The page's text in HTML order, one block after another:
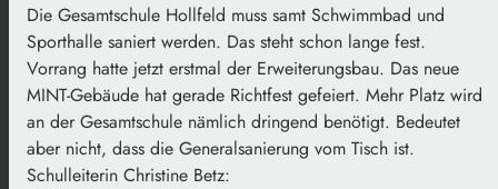
Die Gesamtschule Hollfeld muss samt Schwimmbad und
Sporthalle saniert werden. Das steht schon lange fest.
Vorrang hatte jetzt erstmal der Erweiterungsbau. Das neue
MINT-Gebäude hat gerade Richtfest gefeiert. Mehr Platz wird
an der Gesamtschule nämlich dringend benötigt. Bedeutet
aber nicht, dass die Generalsanierung vom Tisch ist.
Schulleiterin Christine Betz: